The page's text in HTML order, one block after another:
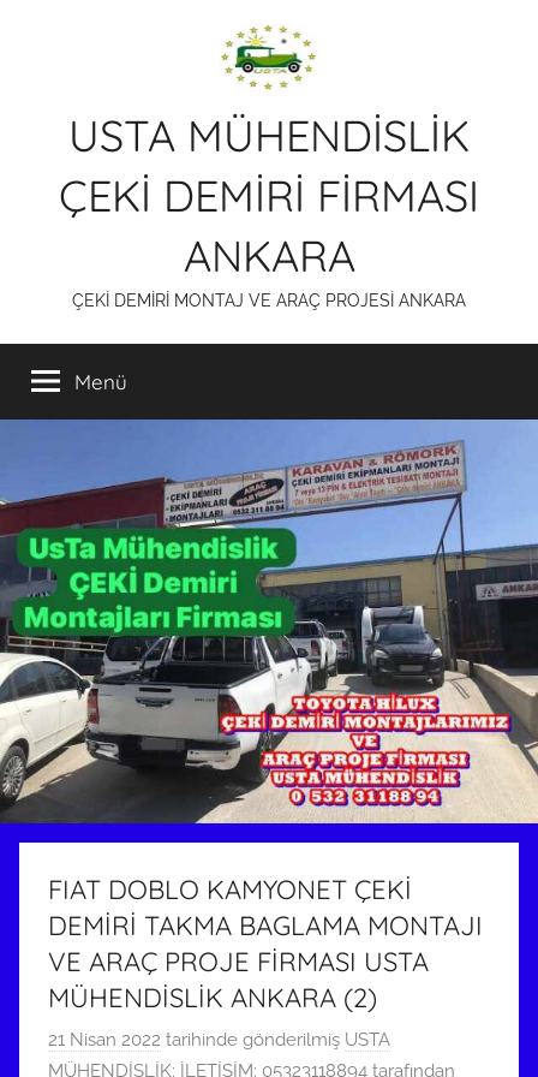
USTA MÜHENDİSLİK
ÇEKİ DEMİRİ FİRMASI
ANKARA
ÇEKİ DEMİRİ MONTAJ VE ARAÇ PROJESİ ANKARA
Menü
FIAT DOBLO KAMYONET ÇEKİ
DEMİRİ TAKMA BAGLAMA MONTAJI
VE ARAÇ PROJE FİRMASI USTA
MÜHENDİSLİK ANKARA (2)
21 Nisan 2022 tarihinde gönderilmiş USTA
MÜHENDİSLİK: İLETİŞİM: 05323118894 tarafından